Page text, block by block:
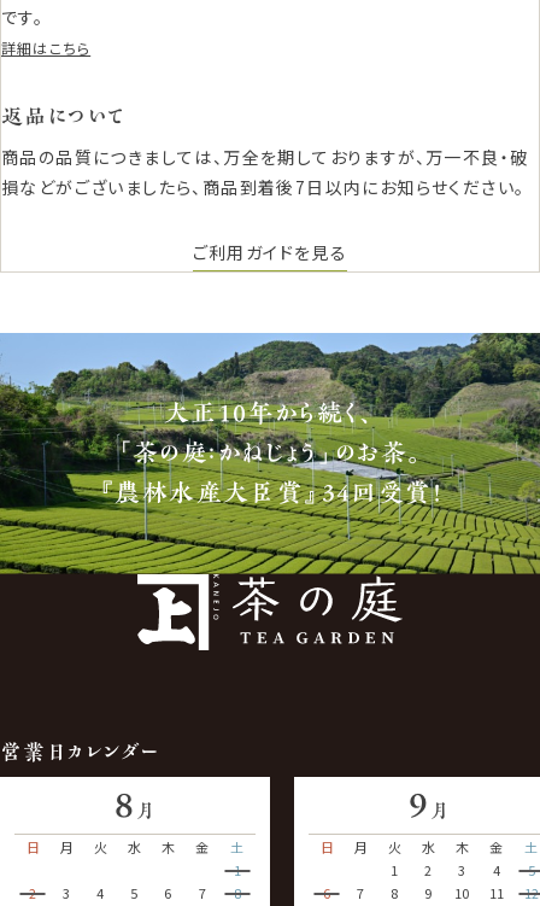
です。
詳細はこちら
返品について
商品の品質につきましては、万全を期しておりますが、万一不良・破
損などがございましたら、商品到着後7日以内にお知らせください。
ご利用ガイドを見る
大正10年から続く、
「茶の庭：かねじょう」のお茶。
『農林水産大臣賞』34回受賞！
営業日カレンダー
8 月
日
月 火 水 木 金
土
1
2
3 4 5 6 7 8
9 月
日
月 火 水 木 金
土
1
2 3 4
5
6
7 8 9 10 11 12